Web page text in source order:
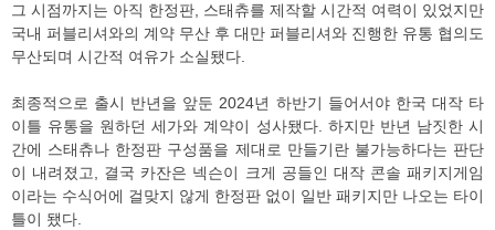
그 시점까지는 아직 한정판, 스태츄를 제작할 시간적 여력이 있었지만
국내 퍼블리셔와의 계약 무산 후 대만 퍼블리셔와 진행한 유통 협의도
무산되며 시간적 여유가 소실됐다.
최종적으로 출시 반년을 앞둔 2024년 하반기 들어서야 한국 대작 타
이틀 유통을 원하던 세가와 계약이 성사됐다. 하지만 반년 남짓한 시
간에 스태츄나 한정판 구성품을 제대로 만들기란 불가능하다는 판단
이 내려졌고, 결국 카잔은 넥슨이 크게 공들인 대작 콘솔 패키지게임
이라는 수식어에 걸맞지 않게 한정판 없이 일반 패키지만 나오는 타이
틀이 됐다.